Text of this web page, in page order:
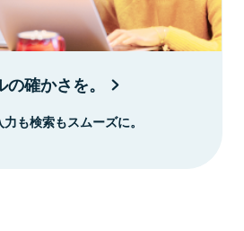
確かさを。
も検索もスムーズに。